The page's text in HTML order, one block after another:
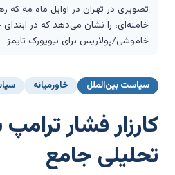
تصویری در تهران در اوایل ماه مه که
خامنه‌ای، را نشان می‌دهد که در
خاموشی/پولاریس برای نیویورک تایمز
سیاست بین‌الملل خاورمیانه
کارزار فشار ترامپ
تحلیلی جامع